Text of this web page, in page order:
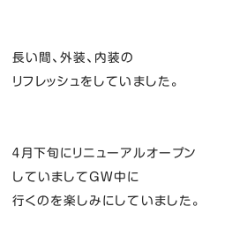
長い間、外装、内装の
リフレッシュをしていました。
４月下旬にリニューアルオープン
していましてGW中に
行くのを楽しみにしていました。